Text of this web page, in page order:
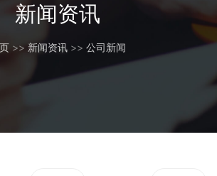
新闻资讯
>> 新闻资讯 >> 公司新闻